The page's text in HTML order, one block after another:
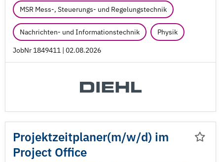
MSR Mess-, Steuerungs- und Regelungstechnik
Nachrichten- und Informationstechnik Physik
JobNr 1849411 | 02.08.2026
Projektzeitplaner(m/w/d) im
Project Office